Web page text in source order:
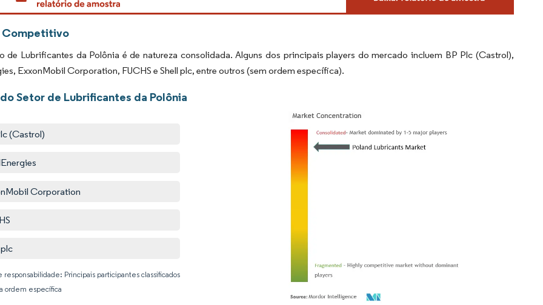
Competitivo
de Lubrificantes da Polônia é de natureza consolidada. Alguns dos principais players do mercado incluem BP Plc (Castrol),
ExxonMobil Corporation, FUCHS e Shell plc, entre outros (sem ordem específica).
Setor de Lubrificantes da Polônia
(Castrol)
Corporation
responsabilidade: Principais participantes classificados
ordem específica